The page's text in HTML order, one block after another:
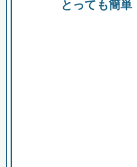
助成金 融資
とっても簡